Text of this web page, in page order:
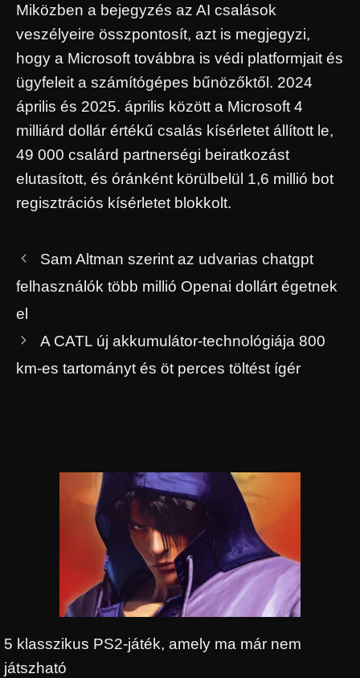
Miközben a bejegyzés az AI csalások
veszélyeire összpontosít, azt is megjegyzi,
hogy a Microsoft továbbra is védi platformjait és
ügyfeleit a számítógépes bűnözőktől. 2024
április és 2025. április között a Microsoft 4
milliárd dollár értékű csalás kísérletet állított le,
49 000 csalárd partnerségi beiratkozást
elutasított, és óránként körülbelül 1,6 millió bot
regisztrációs kísérletet blokkolt.
Sam Altman szerint az udvarias chatgpt
felhasználók több millió Openai dollárt égetnek
el
A CATL új akkumulátor-technológiája 800
km-es tartományt és öt perces töltést ígér
5 klasszikus PS2-játék, amely ma már nem
játszható